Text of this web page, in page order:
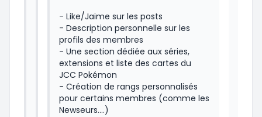
- Like/Jaime sur les posts
- Description personnelle sur les
profils des membres
- Une section dédiée aux séries,
extensions et liste des cartes du
JCC Pokémon
- Création de rangs personnalisés
pour certains membres (comme les
Newseurs....)